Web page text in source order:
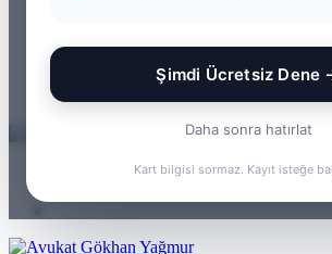
Şimdi Ücretsiz Dene
Daha sonra hatırlat
Kart bilgisi sormaz. Kayıt isteğe
Ol
Rastgele
Bölmesi
yap